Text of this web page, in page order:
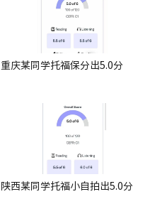
重庆某同学托福保分出5.0分
陕西某同学托福小自拍出5.0分